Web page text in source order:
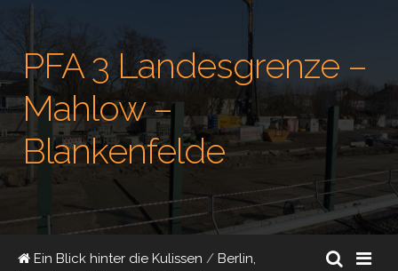
PFA 3 Landesgrenze –
Mahlow –
Blankenfelde
Ein Blick hinter die Kulissen / Berlin,